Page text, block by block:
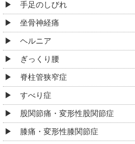
手足のしびれ
坐骨神経痛
ヘルニア
ぎっくり腰
脊柱管狭窄症
すべり症
股関節痛・変形性股関節症
膝痛・変形性膝関節症